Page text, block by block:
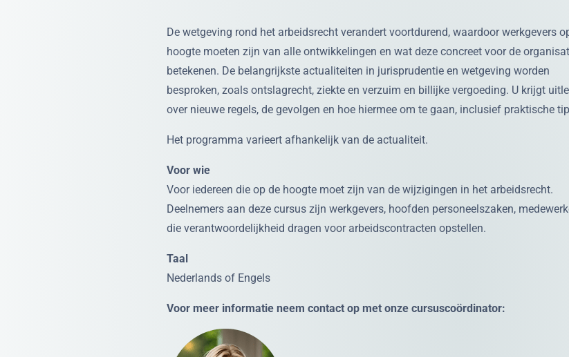
De wetgeving rond het arbeidsrecht verandert voortdurend, waardoor werkgevers
hoogte moeten zijn van alle ontwikkelingen en wat deze concreet voor de
betekenen. De belangrijkste actualiteiten in jurisprudentie en wetgeving worden
besproken, zoals ontslagrecht, ziekte en verzuim en billijke vergoeding. U krijgt
over nieuwe regels, de gevolgen en hoe hiermee om te gaan, inclusief praktische
Het programma varieert afhankelijk van de actualiteit.
Voor wie
Voor iedereen die op de hoogte moet zijn van de wijzigingen in het arbeidsrecht.
Deelnemers aan deze cursus zijn werkgevers, hoofden personeelszaken,
die verantwoordelijkheid dragen voor arbeidscontracten opstellen.
Taal
Nederlands of Engels
Voor meer informatie neem contact op met onze cursuscoördinator: